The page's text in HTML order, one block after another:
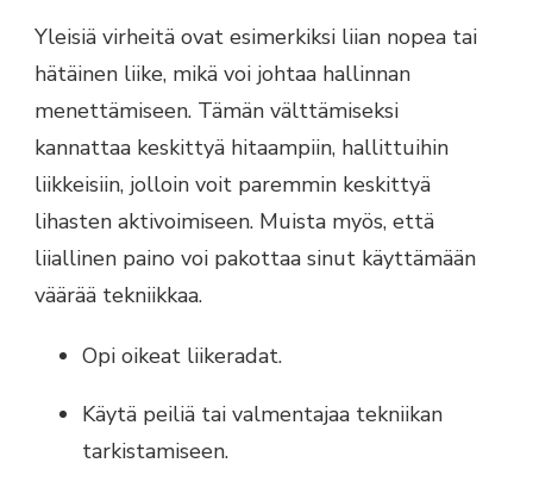
Yleisiä virheitä ovat esimerkiksi liian nopea tai
hätäinen liike, mikä voi johtaa hallinnan
menettämiseen. Tämän välttämiseksi
kannattaa keskittyä hitaampiin, hallittuihin
liikkeisiin, jolloin voit paremmin keskittyä
lihasten aktivoimiseen. Muista myös, että
liiallinen paino voi pakottaa sinut käyttämään
väärää tekniikkaa.
Opi oikeat liikeradat.
Käytä peiliä tai valmentajaa tekniikan
tarkistamiseen.